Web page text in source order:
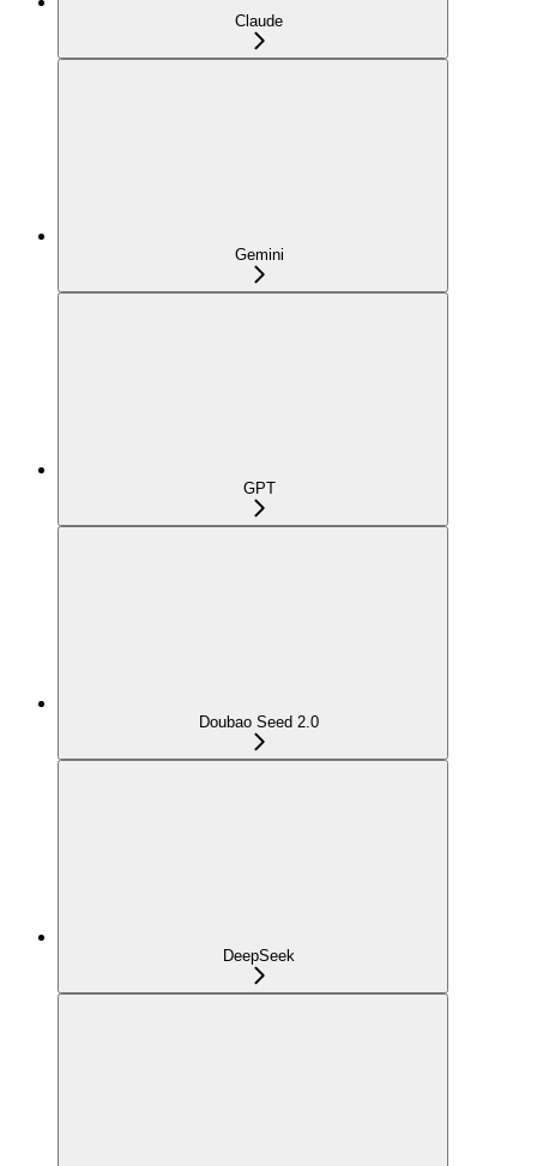
Claude
Gemini
GPT
Doubao Seed 2.0
DeepSeek